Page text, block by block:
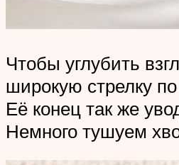
Чтобы углубить
широкую стрелку
Её конец так же
Немного тушуем